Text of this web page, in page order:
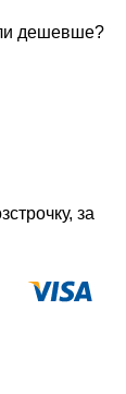
дешевше?
за